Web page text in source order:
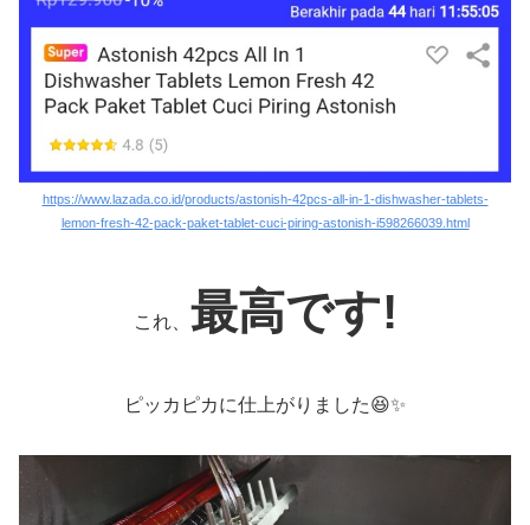
https://www.lazada.co.id/products/astonish-42pcs-all-in-1-dishwasher-tablets-
lemon-fresh-42-pack-paket-tablet-cuci-piring-astonish-i598266039.html
これ、 最高です!
ピッカピカに仕上がりました😆✨